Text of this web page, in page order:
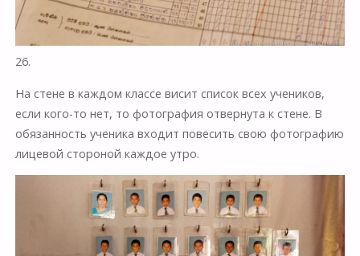
26.
На стене в каждом классе висит список всех учеников,
если кого-то нет, то фотография отвернута к стене. В
обязанность ученика входит повесить свою фотографию
лицевой стороной каждое утро.